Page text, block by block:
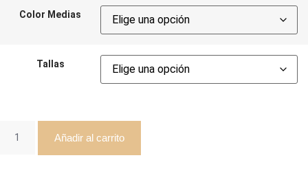
Color Medias
Tallas
Añadir al carrito